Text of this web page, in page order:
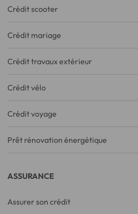
Crédit scooter
Crédit mariage
Crédit travaux extérieur
Crédit vélo
Crédit voyage
Prêt rénovation énergétique
ASSURANCE
Assurer son crédit